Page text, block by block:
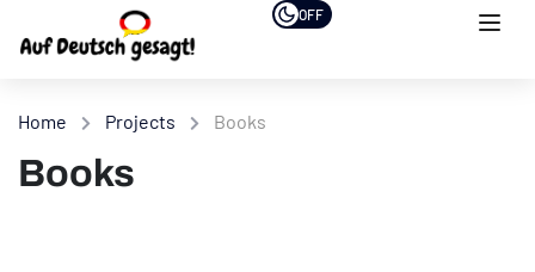
OFF
Home Projects Books
Books